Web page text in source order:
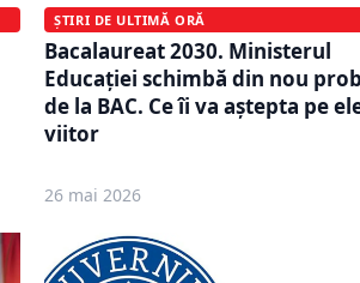
ȘTIRI DE ULTIMĂ ORĂ
Bacalaureat 2030. Ministerul
Educației schimbă din nou
de la BAC. Ce îi va aștepta pe
viitor
26 mai 2026